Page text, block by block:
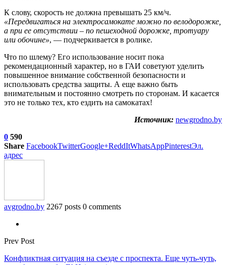
К слову, скорость не должна превышать 25 км/ч.
«Передвигаться на электросамокате можно по велодорожке,
а при ее отсутствии – по пешеходной дорожке, тротуару
или обочине», — подчеркивается в ролике.
Что по шлему? Его использование носит пока
рекомендационный характер, но в ГАИ советуют уделить
повышенное внимание собственной безопасности и
использовать средства защиты. А еще важно быть
внимательным и постоянно смотреть по сторонам. И касается
это не только тех, кто ездить на самокатах!
Источник: newgrodno.by
0 590
Share FacebookTwitterGoogle+ReddItWhatsAppPinterestЭл.
адрес
avgrodno.by 2267 posts 0 comments
Prev Post
Конфликтная ситуация на съезде с проспекта. Еще чуть-чуть,